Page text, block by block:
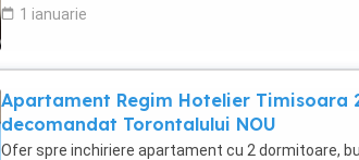
1 ianuarie
Apartament Regim Hotelier Timisoara
decomandat Torontalului NOU
Ofer spre inchiriere apartament cu 2 dormitoare,